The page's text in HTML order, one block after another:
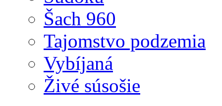
Šach 960
Tajomstvo podzemia
Vybíjaná
Živé súsošie